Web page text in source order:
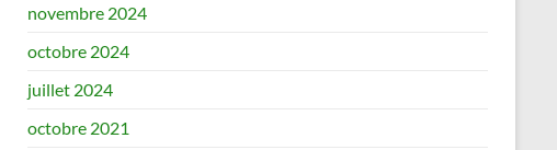
novembre 2024
octobre 2024
juillet 2024
octobre 2021